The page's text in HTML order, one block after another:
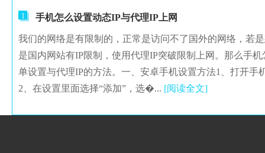
1 手机怎么设置动态IP与代理IP上网
我们的网络是有限制的，正常是访问不了国外的网络，若
是国内网站有IP限制，使用代理IP突破限制上网。那么手
单设置与代理IP的方法。一、安卓手机设置方法1、打开手
2、在设置里面选择“添加”，选�... [阅读全文]